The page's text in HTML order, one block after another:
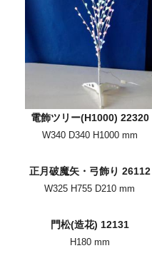
電飾ツリー(H1000) 22320
W340 D340 H1000 mm
正月破魔矢・弓飾り 26112
W325 H755 D210 mm
門松(造花) 12131
H180 mm